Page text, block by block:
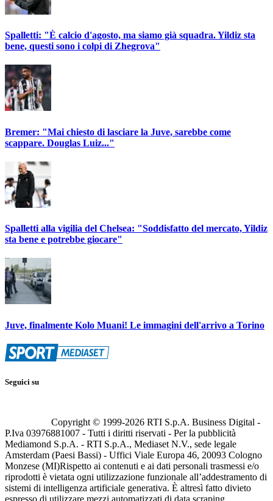
Spalletti: "È calcio d'agosto, ma siamo già squadra. Yildiz sta
bene, questi sono i colpi di Zhegrova"
Bremer: "Mai chiesto di lasciare la Juve, sarebbe come
scappare. Douglas Luiz..."
Spalletti alla vigilia del Chelsea: "Soddisfatto del mercato, Yildiz
sta bene e potrebbe giocare"
Juve, finalmente Kolo Muani! Le immagini dell'arrivo a Torino
Seguici su
Copyright © 1999-2026 RTI S.p.A. Business Digital -
P.Iva 03976881007 - Tutti i diritti riservati - Per la pubblicità
Mediamond S.p.A. - RTI S.p.A., Mediaset N.V., sede legale
Amsterdam (Paesi Bassi) - Uffici Viale Europa 46, 20093 Cologno
Monzese (MI)Rispetto ai contenuti e ai dati personali trasmessi e/o
riprodotti è vietata ogni utilizzazione funzionale all’addestramento di
sistemi di intelligenza artificiale generativa. È altresì fatto divieto